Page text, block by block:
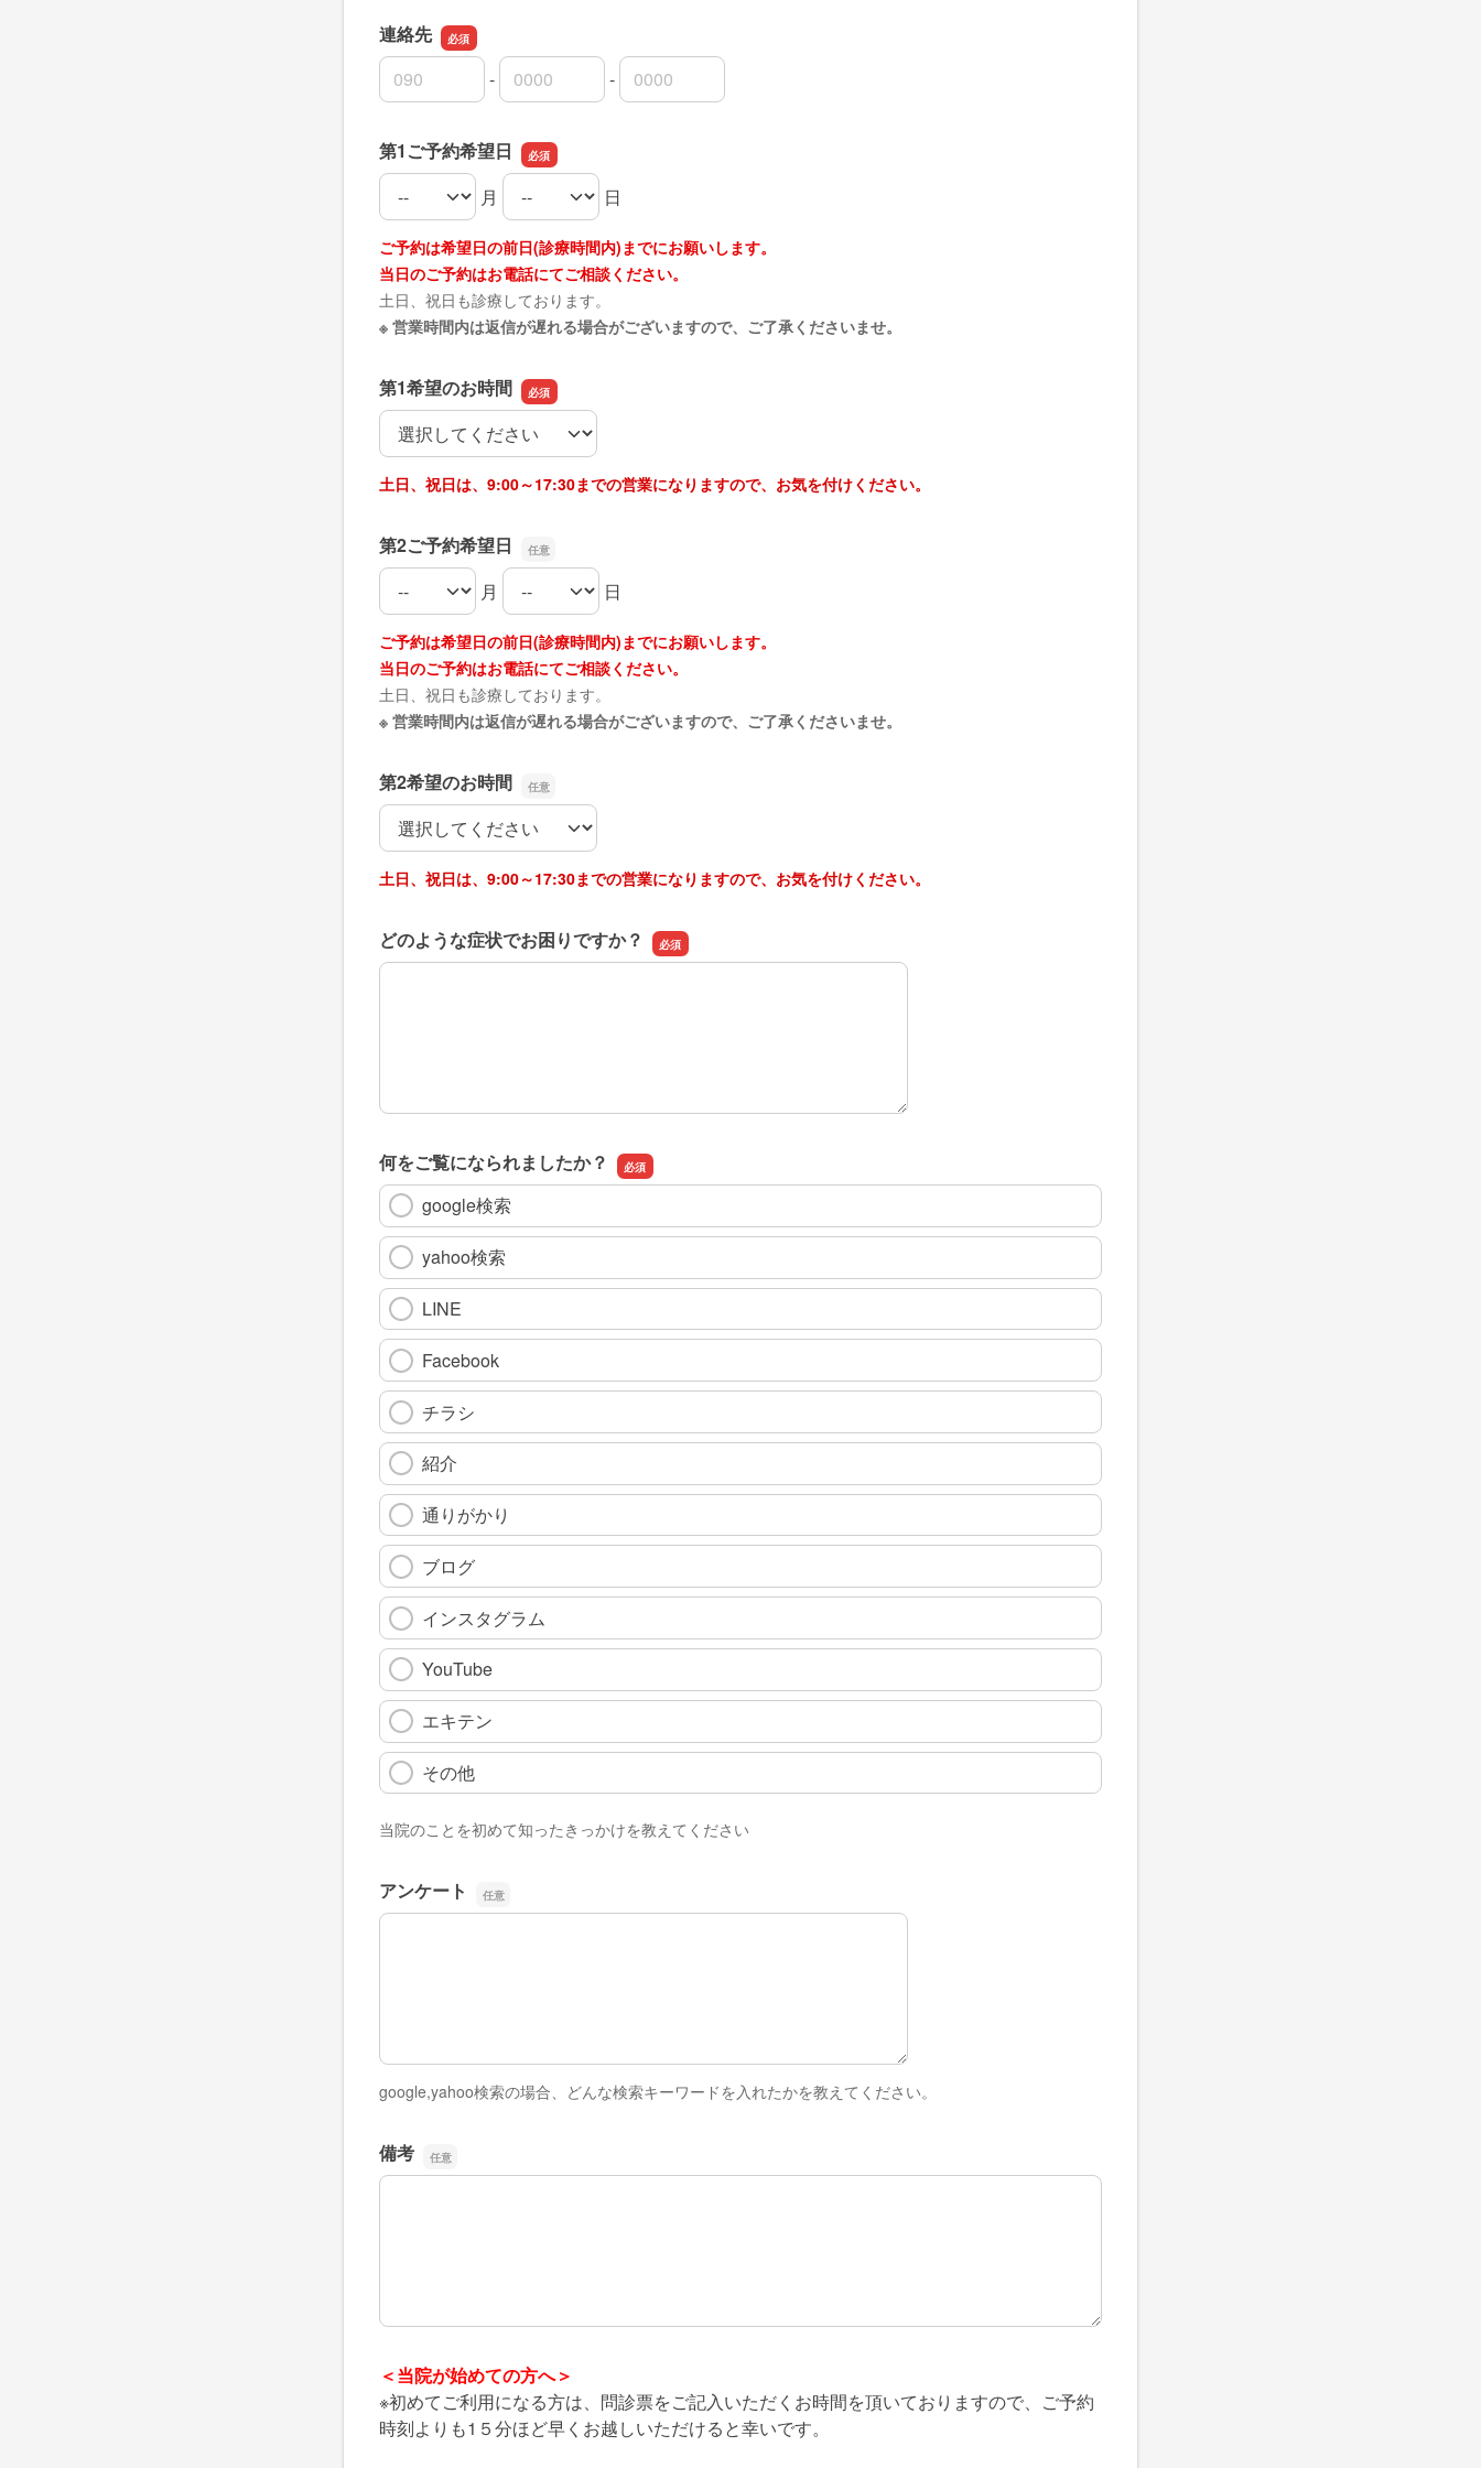
連絡先
連絡先の市外局番
-
連絡先の市内局番 -
連絡先の加入者番号
第1ご予約希望日
第1ご予約希望日の月
月
第1ご予約希望日の日 日
ご予約は希望日の前日(診療時間内)までにお願いします。
当日のご予約はお電話にてご相談ください。
土日、祝日も診療しております。
※ 営業時間内は返信が遅れる場合がございますので、ご了承くださいませ。
第1希望のお時間
第1希望のお時間
土日、祝日は、9:00～17:30までの営業になりますので、お気を付けください。
第2ご予約希望日
第2ご予約希望日の月
月
第2ご予約希望日の日 日
ご予約は希望日の前日(診療時間内)までにお願いします。
当日のご予約はお電話にてご相談ください。
土日、祝日も診療しております。
※ 営業時間内は返信が遅れる場合がございますので、ご了承くださいませ。
第2希望のお時間
第2希望のお時間
土日、祝日は、9:00～17:30までの営業になりますので、お気を付けください。
どのような症状でお困りですか？
どのような症状でお困りですか？
何をご覧になられましたか？
google検索
yahoo検索
LINE
Facebook
チラシ
紹介
通りがかり
ブログ
インスタグラム
YouTube
エキテン
その他
当院のことを初めて知ったきっかけを教えてください
アンケート
アンケート
google,yahoo検索の場合、どんな検索キーワードを入れたかを教えてください。
備考
備考
＜当院が始めての方へ＞
※初めてご利用になる方は、問診票をご記入いただくお時間を頂いておりますので、ご予約
時刻よりも1５分ほど早くお越しいただけると幸いです。